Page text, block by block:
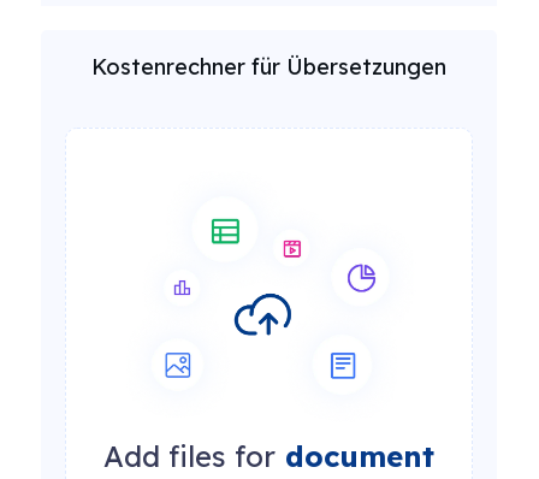
Kostenrechner für Übersetzungen
Add files for document